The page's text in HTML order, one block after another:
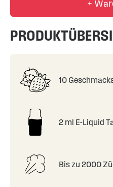
+
10
2 ml E-Liquid
Bis zu 2000